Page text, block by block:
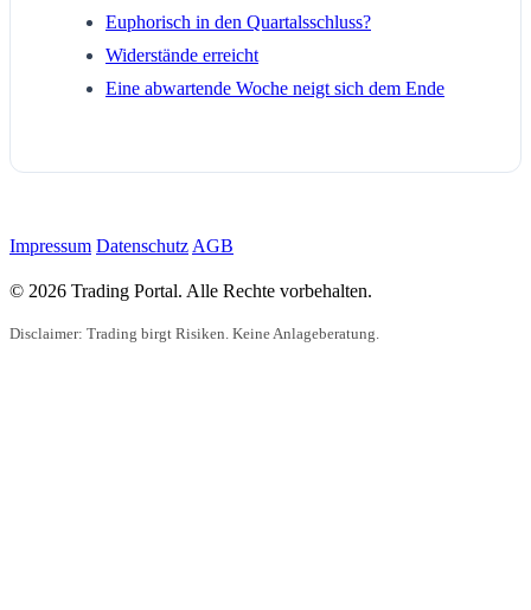
Euphorisch in den Quartalsschluss?
Widerstände erreicht
Eine abwartende Woche neigt sich dem Ende
Impressum Datenschutz AGB
© 2026 Trading Portal. Alle Rechte vorbehalten.
Disclaimer: Trading birgt Risiken. Keine Anlageberatung.